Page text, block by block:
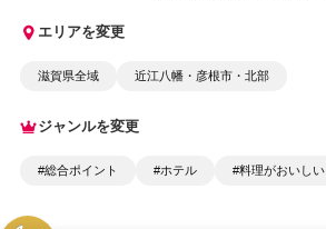
エリアを変更
滋賀県全域 近江八幡・彦根市・北部
ジャンルを変更
#総合ポイント #ホテル #料理がおいしい